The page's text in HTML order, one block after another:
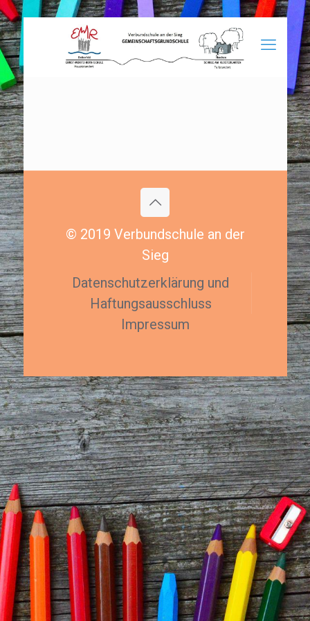
© 2019 Verbundschule an der
Sieg
Datenschutzerklärung und
Haftungsausschluss
Impressum